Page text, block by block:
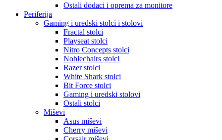
Ostali dodaci i oprema za monitore
Periferija
Gaming i uredski stolci i stolovi
Fractal stolci
Playseat stolci
Nitro Concepts stolci
Noblechairs stolci
Razer stolci
White Shark stolci
Bit Force stolci
Gaming i uredski stolovi
Ostali stolci
Miševi
Asus miševi
Cherry miševi